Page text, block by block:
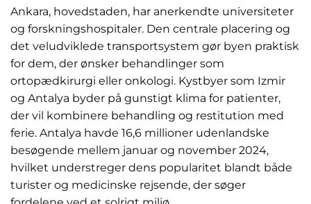
Ankara, hovedstaden, har anerkendte universiteter
og forskningshospitaler. Den centrale placering og
det veludviklede transportsystem gør byen praktisk
for dem, der ønsker behandlinger som
ortopædkirurgi eller onkologi. Kystbyer som Izmir
og Antalya byder på gunstigt klima for patienter,
der vil kombinere behandling og restitution med
ferie. Antalya havde 16,6 millioner udenlandske
besøgende mellem januar og november 2024,
hvilket understreger dens popularitet blandt både
turister og medicinske rejsende, der søger